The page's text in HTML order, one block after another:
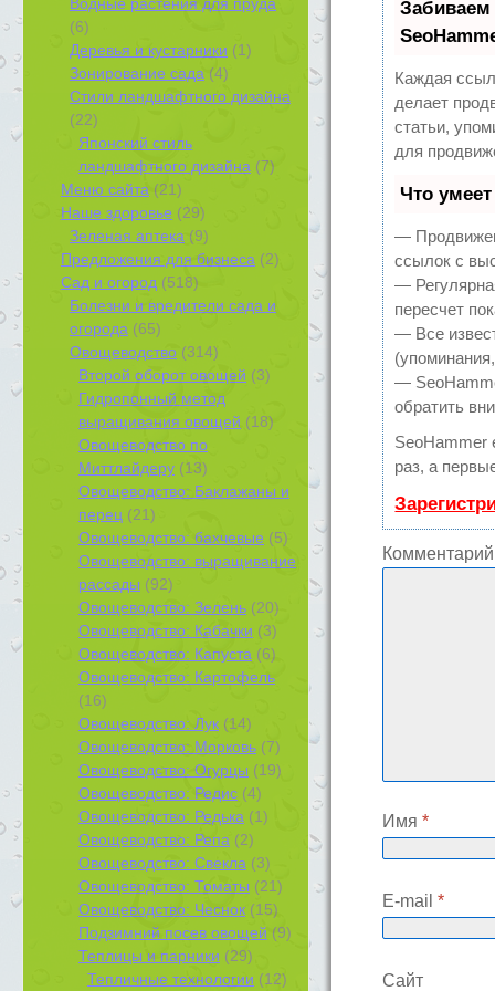
(6)
Деревья и кустарники (1)
Зонирование сада (4)
Стили ландшафтного дизайна
(22)
Японский стиль
ландшафтного дизайна (7)
Меню сайта (21)
Наше здоровье (29)
Зеленая аптека (9)
Предложения для бизнеса (2)
Сад и огород (518)
Болезни и вредители сада и
огорода (65)
Овощеводство (314)
Второй оборот овощей (3)
Гидропонный метод
выращивания овощей (18)
Овощеводство по
Миттлайдеру (13)
Овощеводство: Баклажаны и
перец (21)
Овощеводство: бахчевые (5)
Овощеводство: выращивание
рассады (92)
Овощеводство: Зелень (20)
Овощеводство: Кабачки (3)
Овощеводство: Капуста (6)
Овощеводство: Картофель
(16)
Овощеводство: Лук (14)
Овощеводство: Морковь (7)
Овощеводство: Огурцы (19)
Овощеводство: Редис (4)
Овощеводство: Редька (1)
Овощеводство: Репа (2)
Овощеводство: Свекла (3)
Овощеводство: Томаты (21)
Овощеводство: Чеснок (15)
Подзимний посев овощей (9)
Теплицы и парники (29)
Тепличные технологии (12)
Каждая
делает
статьи,
для
Что
—
ссылок с
—
пересчет
— Все
—
обратить
SeoHammer
раз, а
Комментарий
Имя*
E-mail*
Сайт